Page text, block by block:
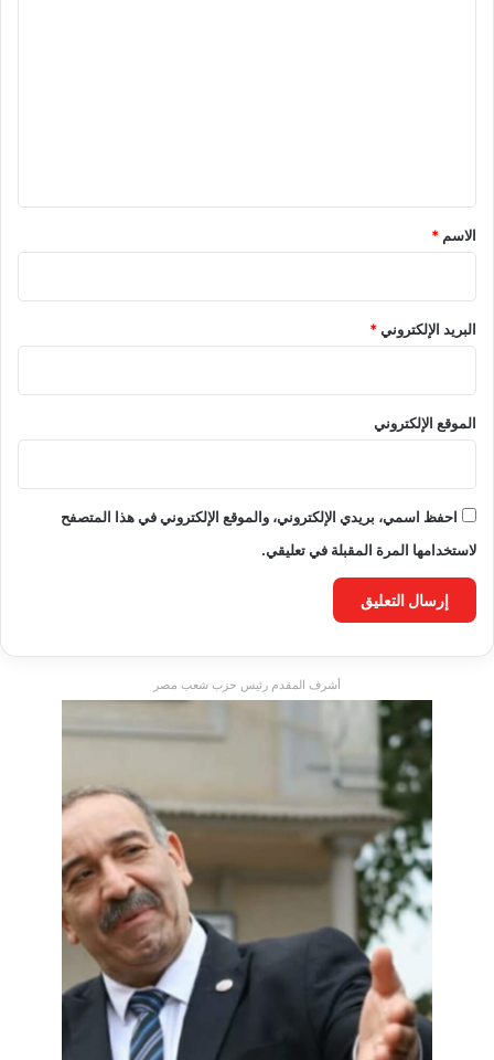
*
الاسم *
البريد الإلكتروني*
الموقع الإلكتروني
احفظ اسمي، بريدي الإلكتروني، والموقع الإلكتروني في هذا المتصفح
لاستخدامها المرة المقبلة في تعليقي.
أشرف المقدم رئيس حزب شعب مصر